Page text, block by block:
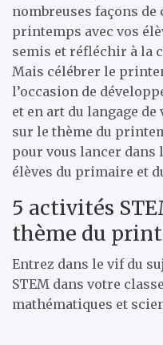
nombreuses façons de
printemps avec vos
semis et réfléchir à la
Mais célébrer le
l’occasion de
et en art du langage
sur le thème du
pour vous lancer dans
élèves du primaire et
5 activités
thème du
Entrez dans le vif du
STEM dans votre
mathématiques et